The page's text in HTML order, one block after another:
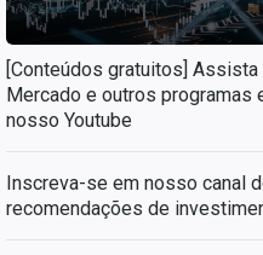
[Conteúdos gratuitos] Assista
Mercado e outros programas
nosso Youtube
Inscreva-se em nosso canal
recomendações de